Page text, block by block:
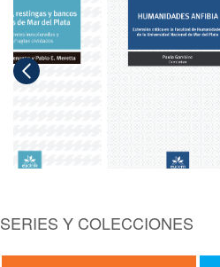
Arrecifes,
restingas y
bancos
de
Mar del
Humanidades
anfibia
SERIES Y COLECCIONES